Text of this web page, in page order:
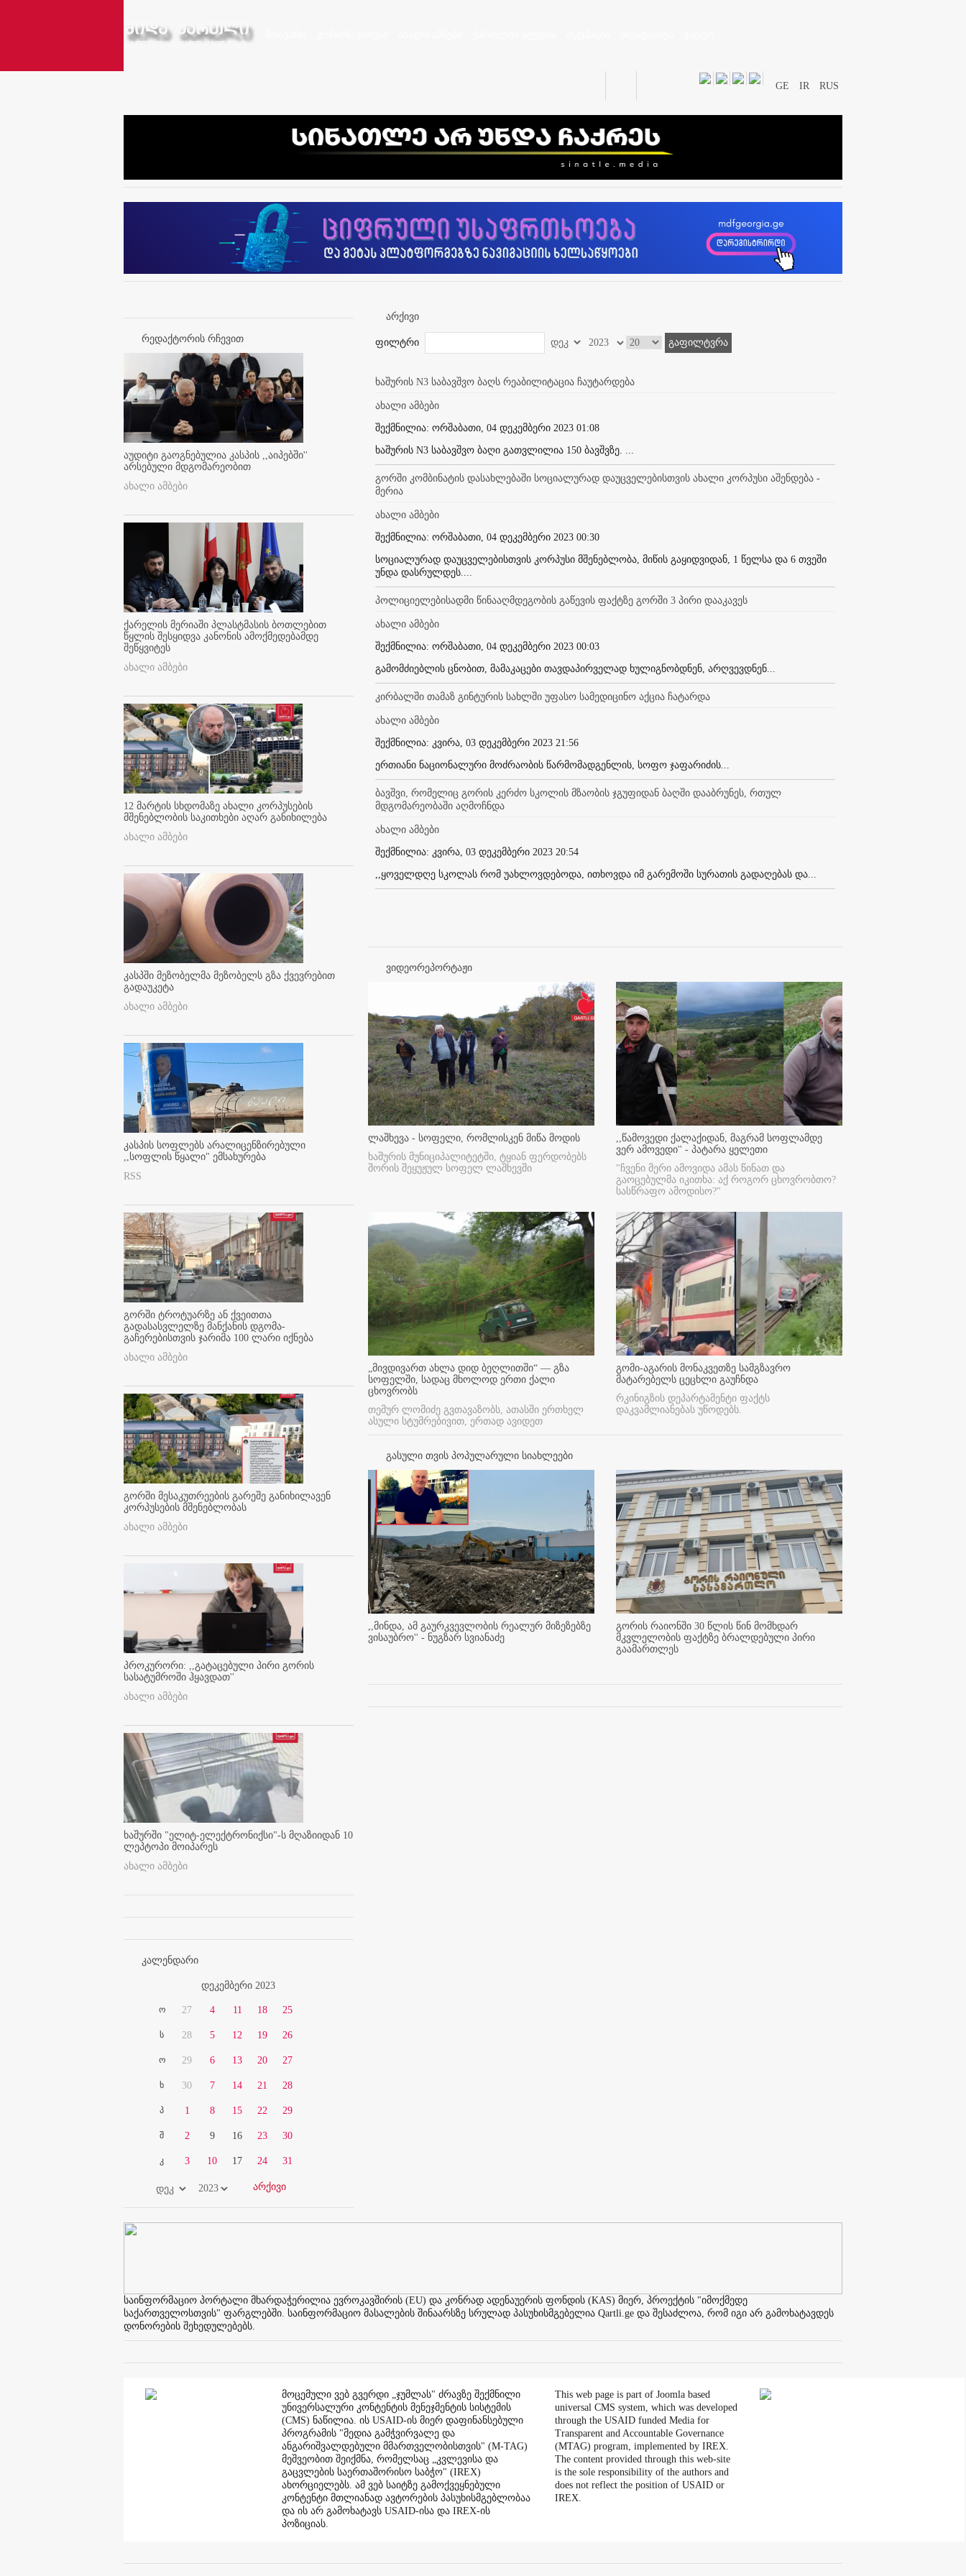
GE IR RUS
რედაქტორის რჩევით
აუდიტი გაოგნებულია კასპის ,,აიპებში''
არსებული მდგომარეობით
ახალი ამბები
ქარელის მერიაში პლასტმასის ბოთლებით
წყლის შესყიდვა კანონის ამოქმედებამდე
შეწყვიტეს
ახალი ამბები
12 მარტის სხდომაზე ახალი კორპუსების
მშენებლობის საკითხები აღარ განიხილება
ახალი ამბები
კასპში მეზობელმა მეზობელს გზა ქვევრებით
გადაუკეტა
ახალი ამბები
კასპის სოფლებს არალიცენზირებული
,,სოფლის წყალი" ემსახურება
RSS
გორში ტროტუარზე ან ქვეითთა
გადასასვლელზე მანქანის დგომა-
გაჩერებისთვის ჯარიმა 100 ლარი იქნება
ახალი ამბები
გორში მესაკუთრეების გარეშე განიხილავენ
კორპუსების მშენებლობას
ახალი ამბები
პროკურორი: ,,გატაცებული პირი გორის
სასატუმროში ჰყავდათ''
ახალი ამბები
ხაშურში "ელიტ-ელექტრონიქსი"-ს მღაზიიდან 10
ლეპტოპი მოიპარეს
ახალი ამბები
კალენდარი
დეკემბერი 2023
ო
ს
ო
ხ
პ
შ
კ
27
28
29
30
1
2
3
4
5
6
7
8
9
10
11
12
13
14
15
16
17
18
19
20
21
22
23
24
25
26
27
28
29
30
31
არქივი
ფილტრი გაფილტვრა
ხაშურის N3 საბავშვო ბაღს რეაბილიტაცია ჩაუტარდება
ახალი ამბები
შექმნილია: ორშაბათი, 04 დეკემბერი 2023 01:08
ხაშურის N3 საბავშვო ბაღი გათვლილია 150 ბავშვზე. ...
გორში კომბინატის დასახლებაში სოციალურად დაუცველებისთვის ახალი კორპუსი აშენდება -
მერია
ახალი ამბები
შექმნილია: ორშაბათი, 04 დეკემბერი 2023 00:30
სოციალურად დაუცველებისთვის კორპუსი მშენებლობა, მიწის გაყიდვიდან, 1 წელსა და 6 თვეში
უნდა დასრულდეს....
პოლიციელებისადმი წინააღმდეგობის გაწევის ფაქტზე გორში 3 პირი დააკავეს
ახალი ამბები
შექმნილია: ორშაბათი, 04 დეკემბერი 2023 00:03
გამომძიებლის ცნობით, მამაკაცები თავდაპირველად ხულიგნობდნენ, არღვევდნენ...
კირბალში თამაზ გინტურის სახლში უფასო სამედიცინო აქცია ჩატარდა
ახალი ამბები
შექმნილია: კვირა, 03 დეკემბერი 2023 21:56
ერთიანი ნაციონალური მოძრაობის წარმომადგენლის, სოფო ჯაფარიძის...
ბავშვი, რომელიც გორის კერძო სკოლის მზაობის ჯგუფიდან ბაღში დააბრუნეს, რთულ
მდგომარეობაში აღმოჩნდა
ახალი ამბები
შექმნილია: კვირა, 03 დეკემბერი 2023 20:54
,,ყოველდღე სკოლას რომ უახლოვდებოდა, ითხოვდა იმ გარემოში სურათის გადაღებას და...
ვიდეორეპორტაჟი
ლაშხევა - სოფელი, რომლისკენ მიწა მოდის
ხაშურის მუნიციპალიტეტში, ტყიან ფერდობებს
შორის შეყუჟულ სოფელ ლაშხევში
,,წამოვედი ქალაქიდან, მაგრამ სოფლამდე
ვერ ამოვედი'' - პატარა ყელეთი
"ჩვენი მერი ამოვიდა ამას წინათ და
გაოცებულმა იკითხა: აქ როგორ ცხოვრობთო?
სასწრაფო ამოდისო?"
„მივდივართ ახლა დიდ ბეღლითში“ — გზა
სოფელში, სადაც მხოლოდ ერთი ქალი
ცხოვრობს
თემურ ლომიძე გვთავაზობს, ათასში ერთხელ
ასული სტუმრებივით, ერთად ავიდეთ
გომი-აგარის მონაკვეთზე სამგზავრო
მატარებელს ცეცხლი გაუჩნდა
რკინიგზის დეპარტამენტი ფაქტს
დაკვამლიანებას უწოდებს.
გასული თვის პოპულარული სიახლეები
,,მინდა, ამ გაურკვევლობის რეალურ მიზეზებზე
ვისაუბრო'' - ნუგზარ სვიანაძე
გორის რაიონში 30 წლის წინ მომხდარ
მკვლელობის ფაქტზე ბრალდებული პირი
გაამართლეს
საინფორმაციო პორტალი მხარდაჭერილია ევროკავშირის (EU) და კონრად ადენაუერის ფონდის (KAS) მიერ, პროექტის "იმოქმედე
საქართველოსთვის" ფარგლებში. საინფორმაციო მასალების შინაარსზე სრულად პასუხისმგებელია Qartli.ge და შესაძლოა, რომ იგი არ გამოხატავდეს
დონორების შეხედულებებს.
მოცემული ვებ გვერდი „ჯუმლას" ძრავზე შექმნილი
უნივერსალური კონტენტის მენეჯმენტის სისტემის
(CMS) ნაწილია. ის USAID-ის მიერ დაფინანსებული
პროგრამის "მედია გამჭვირვალე და
ანგარიშვალდებული მმართველობისთვის" (M-TAG)
მეშვეობით შეიქმნა, რომელსაც „კვლევისა და
გაცვლების საერთაშორისო საბჭო" (IREX)
ახორციელებს. ამ ვებ საიტზე გამოქვეყნებული
კონტენტი მთლიანად ავტორების პასუხისმგებლობაა
და ის არ გამოხატავს USAID-ისა და IREX-ის
პოზიციას.
This web page is part of Joomla based
universal CMS system, which was developed
through the USAID funded Media for
Transparent and Accountable Governance
(MTAG) program, implemented by IREX.
The content provided through this web-site
is the sole responsibility of the authors and
does not reflect the position of USAID or
IREX.